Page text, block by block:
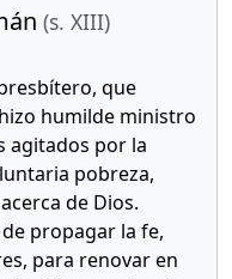
(s. XIII)
que
humilde ministro
agitados por la
pobreza,
de Dios.
propagar la fe,
para renovar en